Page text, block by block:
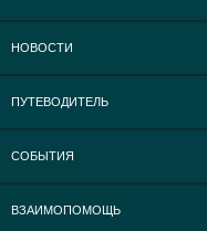
НОВОСТИ
ПУТЕВОДИТЕЛЬ
СОБЫТИЯ
ВЗАИМОПОМОЩЬ